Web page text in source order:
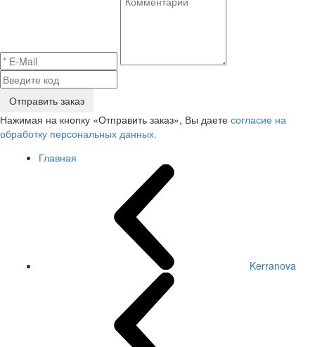
Отправить заказ
Нажимая на кнопку «Отправить заказ», Вы даете согласие на
обработку персональных данных.
Главная
Kerranova